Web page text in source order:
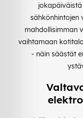
sähkönhintojen
mahdollisimman
vaihtamaan
- näin säästät